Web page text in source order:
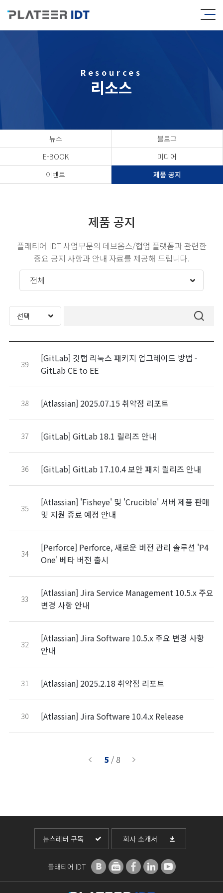
Resources
리소스
뉴스
블로그
E-BOOK
미디어
이벤트
제품 공지
제품 공지
플래티어 IDT 사업부문의 데브옵스/협업 플랫폼과 관련한
중요 공지 사항과 안내 자료를 제공해 드립니다.
39
[GitLab] 깃랩 리눅스 패키지 업그레이드 방법 -
GitLab CE to EE
38 [Atlassian] 2025.07.15 취약점 리포트
37 [GitLab] GitLab 18.1 릴리즈 안내
36 [GitLab] GitLab 17.10.4 보안 패치 릴리즈 안내
35
[Atlassian] 'Fisheye' 및 'Crucible' 서버 제품 판매
및 지원 종료 예정 안내
34
[Perforce] Perforce, 새로운 버전 관리 솔루션 'P4
One' 베타 버전 출시
33
[Atlassian] Jira Service Management 10.5.x 주요
변경 사항 안내
32
[Atlassian] Jira Software 10.5.x 주요 변경 사항
안내
31 [Atlassian] 2025.2.18 취약점 리포트
30 [Atlassian] Jira Software 10.4.x Release
5 / 8
뉴스레터 구독 회사 소개서
플래티어 IDT